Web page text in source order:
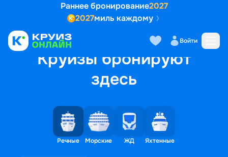
Раннее бронирование2027
2027миль каждому
Войти
Круизы бронируют
здесь
Речные Морские ЖД Яхтенные